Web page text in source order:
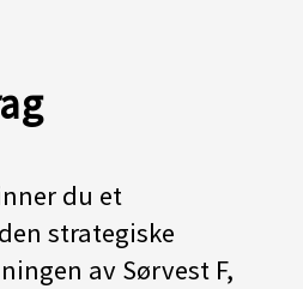
du et
strategiske
av Sørvest F,